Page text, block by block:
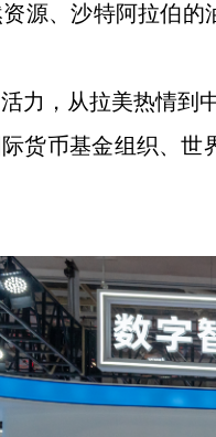
源、沙特阿拉伯
力，从拉美热情到
货币基金组织、